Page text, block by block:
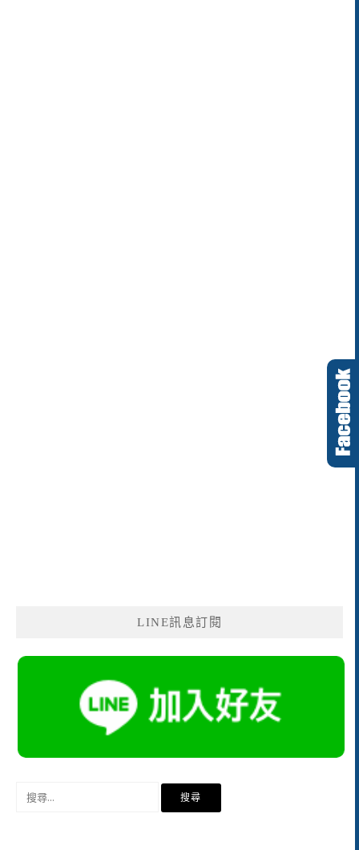
LINE訊息訂閱